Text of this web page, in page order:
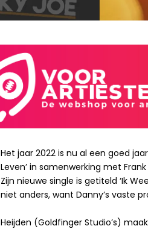
Het jaar 2022 is nu al een goed
Leven’ in samenwerking met
Zijn nieuwe single is getiteld ‘Ik
niet anders, want Danny’s vaste
Heijden (Goldfinger Studio’s)